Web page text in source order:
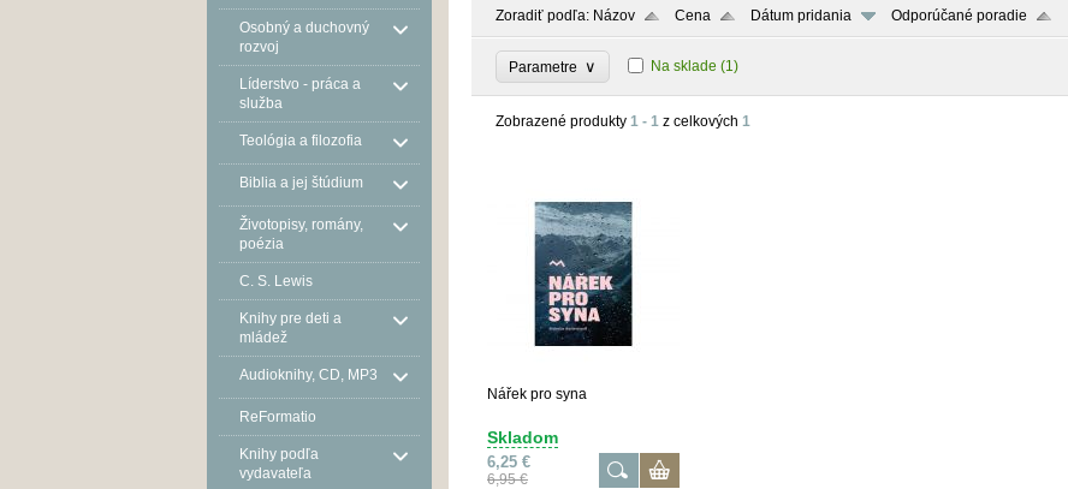
Osobný a duchovný
rozvoj
Líderstvo - práca a
služba
Teológia a filozofia
Biblia a jej štúdium
Životopisy, romány,
poézia
C. S. Lewis
Knihy pre deti a
mládež
Audioknihy, CD, MP3
ReFormatio
Knihy podľa
vydavateľa
Zoradiť podľa: Názov Cena Dátum pridania Odporúčané poradie
Parametre ∨ Na sklade (1)
Zobrazené produkty 1 - 1 z celkových 1
Nářek pro syna
Skladom
6,25 €
6,95 €